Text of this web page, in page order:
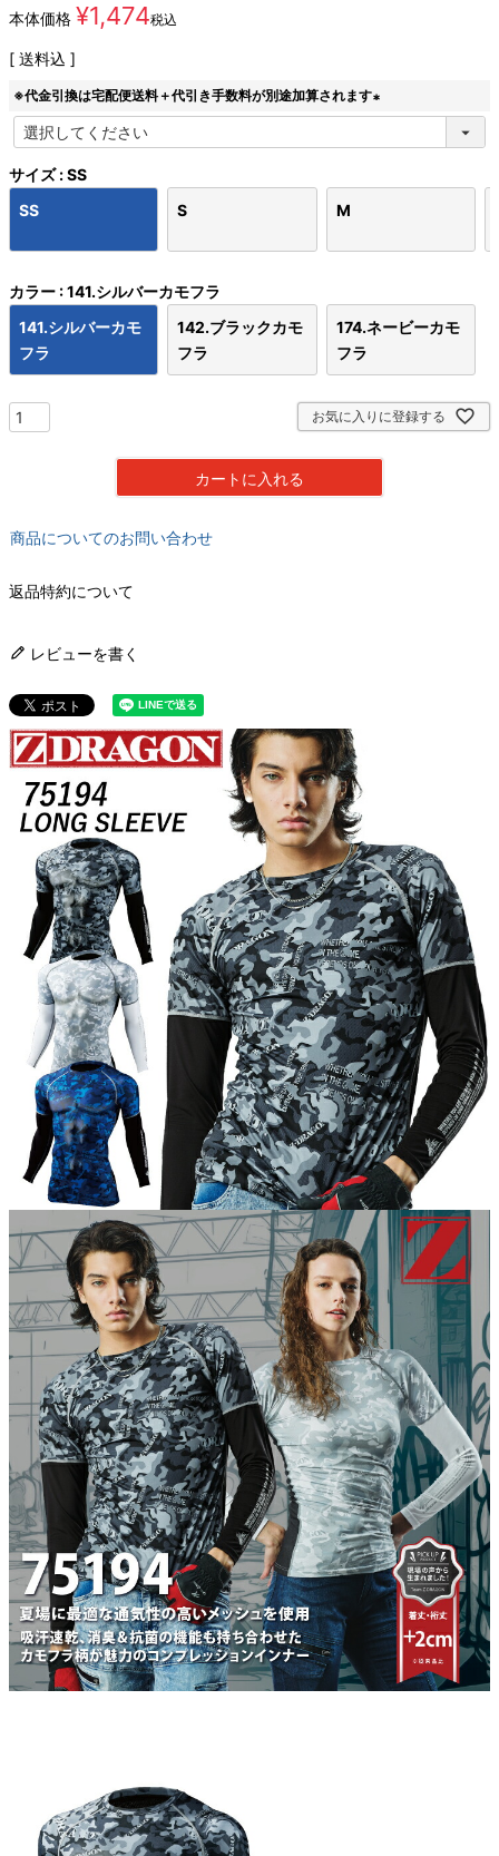
本体価格 ¥1,474税込
送料込
※代金引換は宅配便送料＋代引き手数料が別途加算されます
必
)
サイズ SS
SS
S M
カラー 141.シルバーカモフラ
141.シルバーカモ
フラ
142.ブラックカモ
フラ
174.ネービーカモ
フラ
お気に入りに登録する
カートに入れる
商品についてのお問い合わせ
返品特約について
レビューを書く